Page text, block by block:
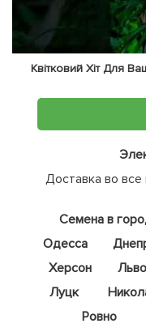
Квітковий Хіт Для
Доставка во
Семена в
Одесса
Херсон
Луцк
Ровно